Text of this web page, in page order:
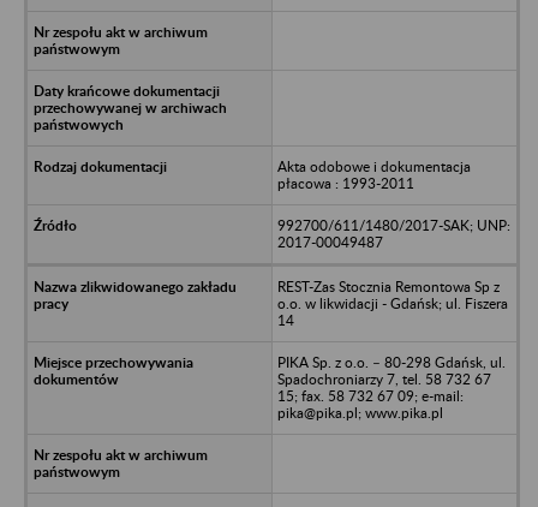
Akta odobowe i dokumentacja
płacowa : 1993-2011
992700/611/1480/2017-SAK; UNP:
2017-00049487
REST-Zas Stocznia Remontowa Sp z
o.o. w likwidacji - Gdańsk; ul. Fiszera
14
PIKA Sp. z o.o. – 80-298 Gdańsk, ul.
Spadochroniarzy 7, tel. 58 732 67
15; fax. 58 732 67 09; e-mail:
pika@pika.pl; www.pika.pl